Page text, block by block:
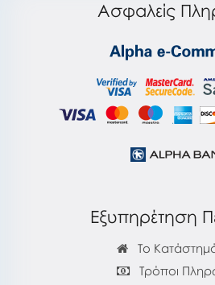
Ασφαλείς
Εξυπηρέτηση
Το
Τρόποι